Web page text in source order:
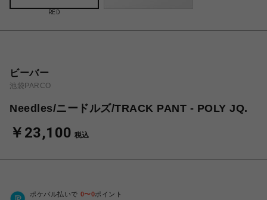
RED
ビーバー
池袋PARCO
Needles/ニードルズ/TRACK PANT - POLY JQ.
￥23,100 税込
ポケパル払いで 0〜0ポイント